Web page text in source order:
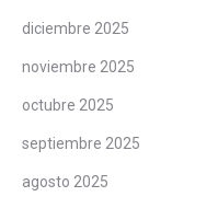
diciembre 2025
noviembre 2025
octubre 2025
septiembre 2025
agosto 2025